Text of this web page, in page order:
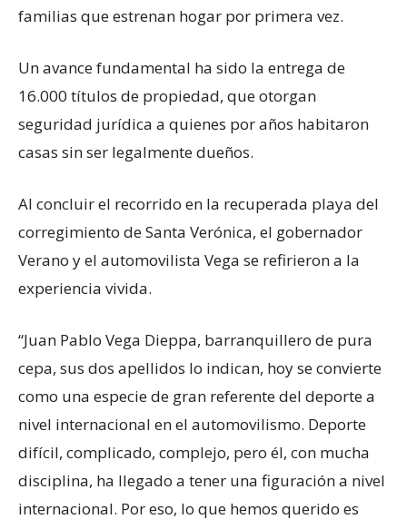
familias que estrenan hogar por primera vez.
Un avance fundamental ha sido la entrega de
16.000 títulos de propiedad, que otorgan
seguridad jurídica a quienes por años habitaron
casas sin ser legalmente dueños.
Al concluir el recorrido en la recuperada playa del
corregimiento de Santa Verónica, el gobernador
Verano y el automovilista Vega se refirieron a la
experiencia vivida.
“Juan Pablo Vega Dieppa, barranquillero de pura
cepa, sus dos apellidos lo indican, hoy se convierte
como una especie de gran referente del deporte a
nivel internacional en el automovilismo. Deporte
difícil, complicado, complejo, pero él, con mucha
disciplina, ha llegado a tener una figuración a nivel
internacional. Por eso, lo que hemos querido es